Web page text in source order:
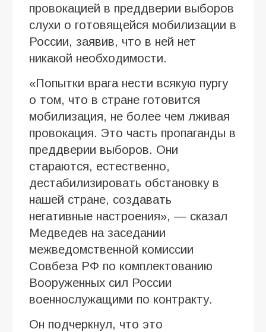
провокацией в преддверии выборов
слухи о готовящейся мобилизации в
России, заявив, что в ней нет
никакой необходимости.
«Попытки врага нести всякую пургу
о том, что в стране готовится
мобилизация, не более чем лживая
провокация. Это часть пропаганды в
преддверии выборов. Они
стараются, естественно,
дестабилизировать обстановку в
нашей стране, создавать
негативные настроения», — сказал
Медведев на заседании
межведомственной комиссии
Совбеза РФ по комплектованию
Вооруженных сил России
военнослужащими по контракту.
Он подчеркнул, что это